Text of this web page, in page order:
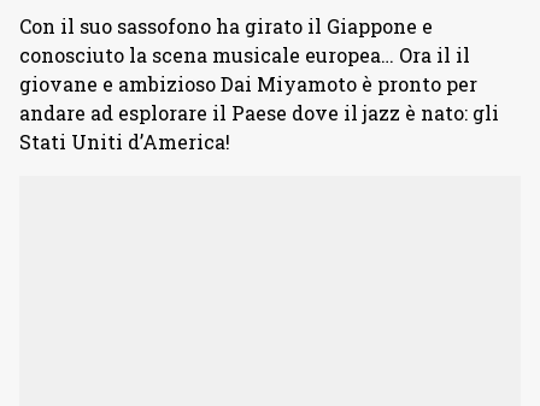
Con il suo sassofono ha girato il Giappone e
conosciuto la scena musicale europea… Ora il il
giovane e ambizioso Dai Miyamoto è pronto per
andare ad esplorare il Paese dove il jazz è nato: gli
Stati Uniti d’America!